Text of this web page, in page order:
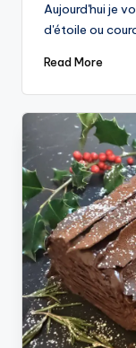
Aujourd'hui je
d'étoile ou
Read More